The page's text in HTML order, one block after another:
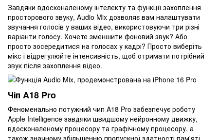
Завдяки вдосконаленому інтелекту та функції захоплення
просторового звуку, Audio Mix дозволяє вам налаштувати
звучання голосів у ваших відео, використовуючи три різні
варіанти голосу. Хочете зменшити фоновий звук? Або
просто зосередитися на голосах у кадрі? Просто виберіть
мікс і відрегулюйте інтенсивність, щоб отримати потрібний
звук після захоплення відео.
Чіп A18 Pro
Феноменально потужний чип A18 Pro забезпечує роботу
Apple Intelligence завдяки швидшому нейронному движку,
вдосконаленому процесору та графічному процесору, а